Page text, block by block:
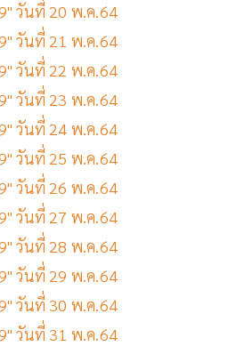
วันที่ 20 พ.ค.64
วันที่ 21 พ.ค.64
วันที่ 22 พ.ค.64
วันที่ 23 พ.ค.64
วันที่ 24 พ.ค.64
วันที่ 25 พ.ค.64
วันที่ 26 พ.ค.64
วันที่ 27 พ.ค.64
วันที่ 28 พ.ค.64
วันที่ 29 พ.ค.64
วันที่ 30 พ.ค.64
วันที่ 31 พ.ค.64